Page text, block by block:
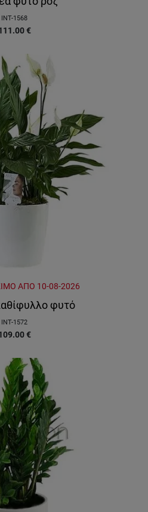
INT-1568
€
ΑΠΟ 10-08-2026
φυτό
INT-1572
€